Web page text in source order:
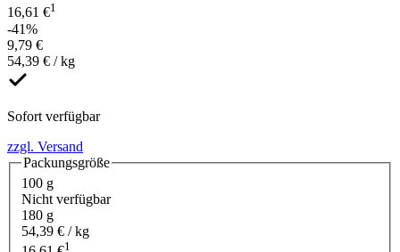
16,61 €1
-41%
9,79 €
54,39 € / kg
Sofort verfügbar
zzgl. Versand
Packungsgröße
100 g
Nicht verfügbar
180 g
54,39 € / kg
1